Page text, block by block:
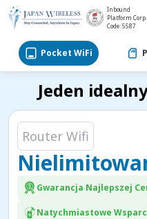
Inbound
Platform Corp.
Code: 5587
Pocket WiFi
Jeden
Router Wifi
Gwarancja Najlepszej
Natychmiastowe